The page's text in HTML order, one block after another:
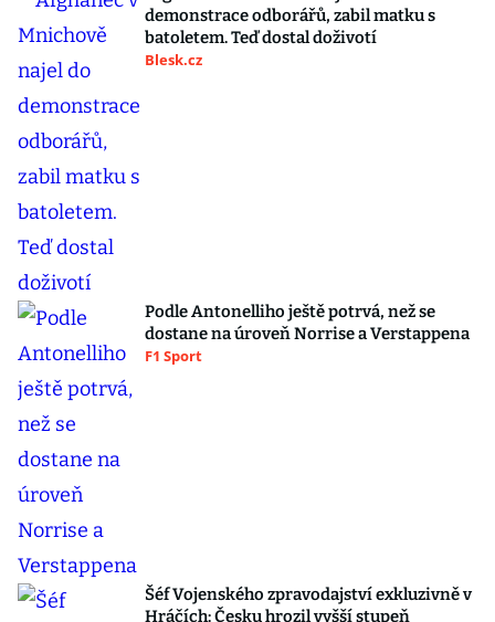
demonstrace odborářů, zabil matku s
batoletem. Teď dostal doživotí
Blesk.cz
Podle Antonelliho ještě potrvá, než se
dostane na úroveň Norrise a Verstappena
F1 Sport
Šéf Vojenského zpravodajství exkluzivně v
Hráčích: Česku hrozil vyšší stupeň